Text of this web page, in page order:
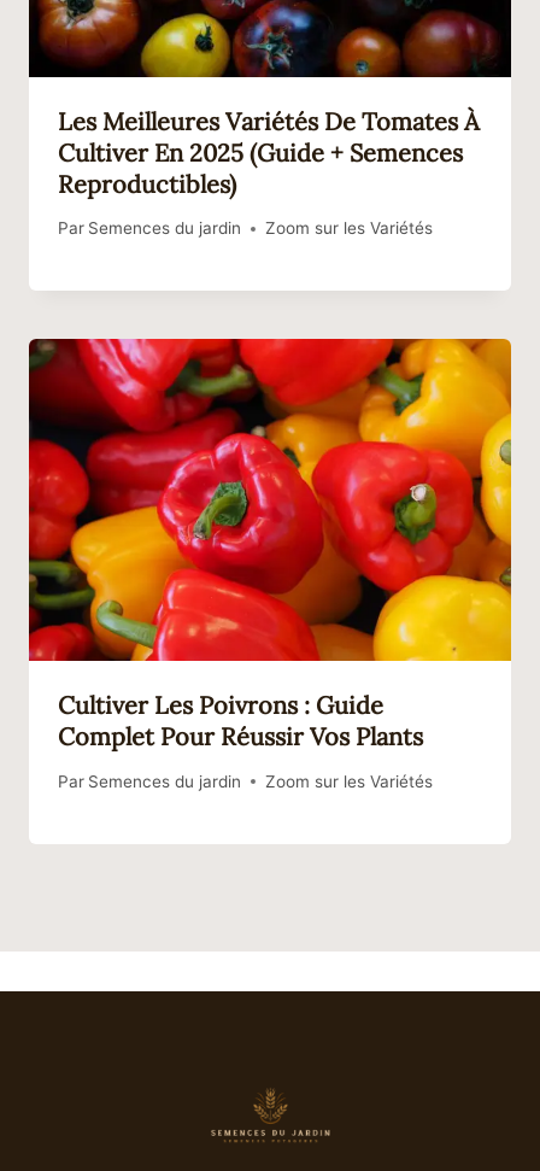
Les Meilleures Variétés De Tomates À
Cultiver En 2025 (guide + Semences
Reproductibles)
Par Semences du jardin Zoom sur les Variétés
Cultiver Les Poivrons : Guide
Complet Pour Réussir Vos Plants
Par Semences du jardin Zoom sur les Variétés